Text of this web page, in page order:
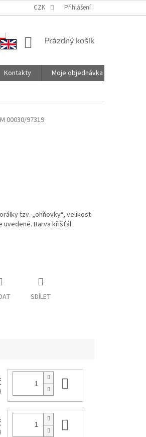
ÚDAJŮ SPOLUPRACUJEME
CZK Přihlášení
NÁKUPNÍ
Prázdný košík
Kontakty
Moje objednávka
00030/97319
tzv. „ohňovky“, velikost
uvedené. Barva křišťál
SDÍLET